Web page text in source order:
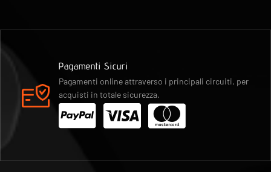
Pagamenti Sicuri
Pagamenti online attraverso i principali circuiti, per
acquisti in totale sicurezza.